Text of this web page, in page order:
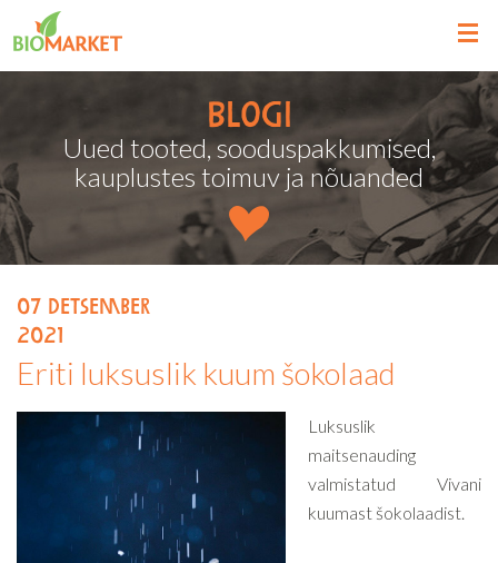
Blogi
Uued tooted, sooduspakkumised,
kauplustes toimuv ja nõuanded
07
detsember
2021
Eriti luksuslik kuum šokolaad
Luksuslik
maitsenauding
valmistatud Vivani
kuumast šokolaadist.